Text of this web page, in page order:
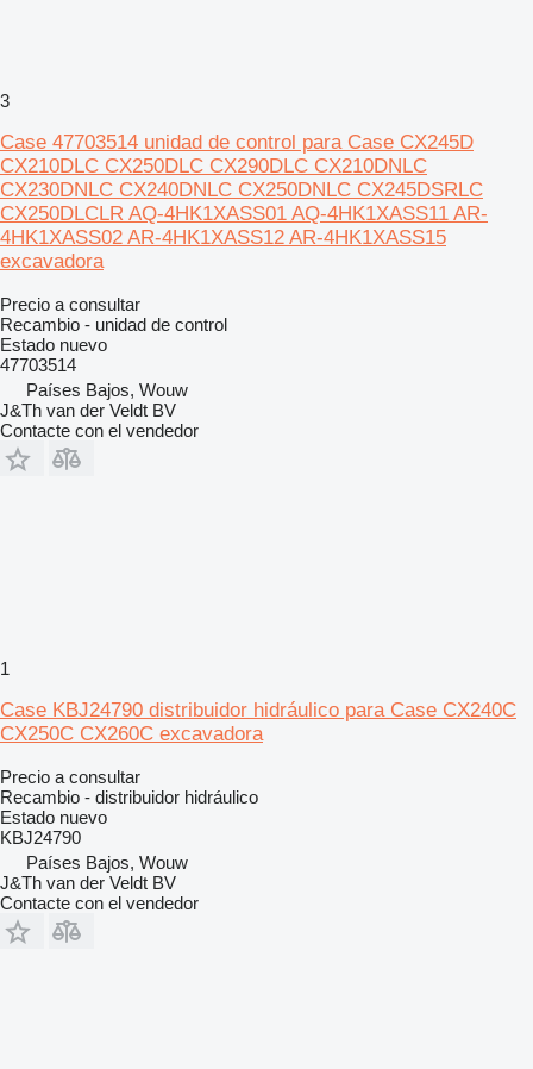
3
Case 47703514 unidad de control para Case CX245D
CX210DLC CX250DLC CX290DLC CX210DNLC
CX230DNLC CX240DNLC CX250DNLC CX245DSRLC
CX250DLCLR AQ-4HK1XASS01 AQ-4HK1XASS11 AR-
4HK1XASS02 AR-4HK1XASS12 AR-4HK1XASS15
excavadora
Precio a consultar
Recambio - unidad de control
Estado nuevo
47703514
Países Bajos, Wouw
J&Th van der Veldt BV
Contacte con el vendedor
1
Case KBJ24790 distribuidor hidráulico para Case CX240C
CX250C CX260C excavadora
Precio a consultar
Recambio - distribuidor hidráulico
Estado nuevo
KBJ24790
Países Bajos, Wouw
J&Th van der Veldt BV
Contacte con el vendedor